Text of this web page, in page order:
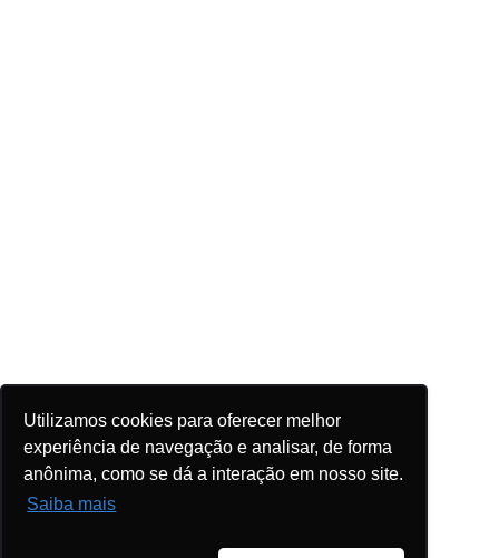
Utilizamos cookies para oferecer melhor
experiência de navegação e analisar, de forma
anônima, como se dá a interação em nosso site.
Saiba mais